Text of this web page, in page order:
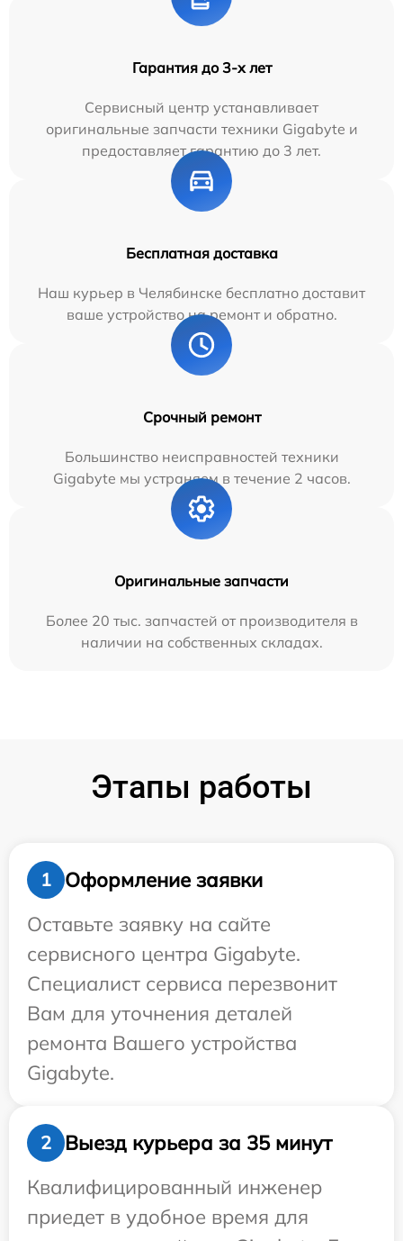
Гарантия до 3-х лет
Сервисный центр устанавливает
оригинальные запчасти техники Gigabyte и
предоставляет гарантию до 3 лет.
Бесплатная доставка
Наш курьер в Челябинске бесплатно доставит
ваше устройство на ремонт и обратно.
Срочный ремонт
Большинство неисправностей техники
Gigabyte мы устраняем в течение 2 часов.
Оригинальные запчасти
Более 20 тыс. запчастей от производителя в
наличии на собственных складах.
Этапы работы
1
Оформление заявки
Оставьте заявку на сайте
сервисного центра Gigabyte.
Специалист сервиса перезвонит
Вам для уточнения деталей
ремонта Вашего устройства
Gigabyte.
2
Выезд курьера за 35 минут
Квалифицированный инженер
приедет в удобное время для